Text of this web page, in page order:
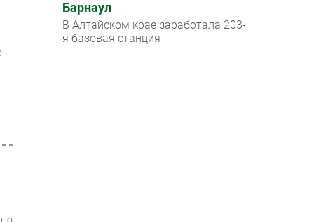
Барнаул
В Алтайском крае заработала 203-
я базовая станция